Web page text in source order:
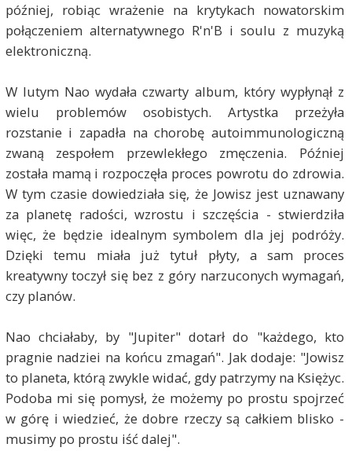
później, robiąc wrażenie na krytykach nowatorskim
połączeniem alternatywnego R'n'B i soulu z muzyką
elektroniczną.
W lutym Nao wydała czwarty album, który wypłynął z
wielu problemów osobistych. Artystka przeżyła
rozstanie i zapadła na chorobę autoimmunologiczną
zwaną zespołem przewlekłego zmęczenia. Później
została mamą i rozpoczęła proces powrotu do zdrowia.
W tym czasie dowiedziała się, że Jowisz jest uznawany
za planetę radości, wzrostu i szczęścia - stwierdziła
więc, że będzie idealnym symbolem dla jej podróży.
Dzięki temu miała już tytuł płyty, a sam proces
kreatywny toczył się bez z góry narzuconych wymagań,
czy planów.
Nao chciałaby, by "Jupiter" dotarł do "każdego, kto
pragnie nadziei na końcu zmagań". Jak dodaje: "Jowisz
to planeta, którą zwykle widać, gdy patrzymy na Księżyc.
Podoba mi się pomysł, że możemy po prostu spojrzeć
w górę i wiedzieć, że dobre rzeczy są całkiem blisko -
musimy po prostu iść dalej".